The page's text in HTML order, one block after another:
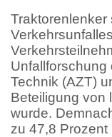
Traktorenlenker
Unfallforschung
Technik (AZT)
Beteiligung von
wurde.
zu 47,8